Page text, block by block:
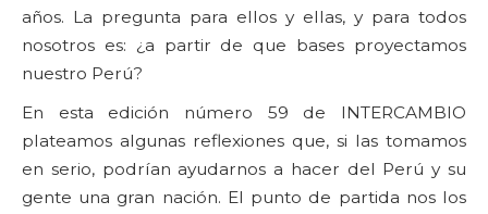
años. La pregunta para ellos y ellas, y para todos
nosotros es: ¿a partir de que bases proyectamos
nuestro Perú?
En esta edición número 59 de INTERCAMBIO
plateamos algunas reflexiones que, si las tomamos
en serio, podrían ayudarnos a hacer del Perú y su
gente una gran nación. El punto de partida nos los